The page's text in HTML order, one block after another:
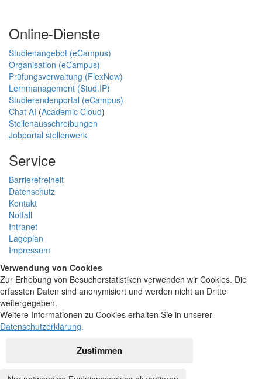
Online-Dienste
Studienangebot (eCampus)
Organisation (eCampus)
Prüfungsverwaltung (FlexNow)
Lernmanagement (Stud.IP)
Studierendenportal (eCampus)
Chat AI (Academic Cloud)
Stellenausschreibungen
Jobportal stellenwerk
Service
Barrierefreiheit
Datenschutz
Kontakt
Notfall
Intranet
Lageplan
Impressum
Verwendung von Cookies
Zur Erhebung von Besucherstatistiken verwenden wir Cookies. Die
erfassten Daten sind anonymisiert und werden nicht an Dritte
weitergegeben.
Weitere Informationen zu Cookies erhalten Sie in unserer
Datenschutzerklärung.
Zustimmen